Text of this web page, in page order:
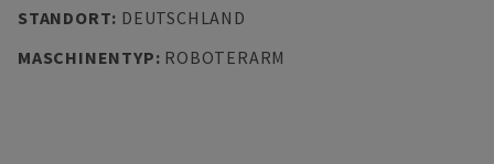
STANDORT: DEUTSCHLAND
MASCHINENTYP: ROBOTERARM